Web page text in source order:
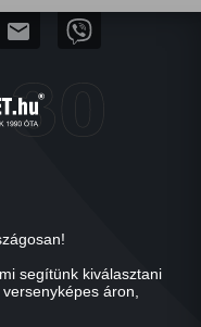
mail
segítünk kiválasztani
áron,